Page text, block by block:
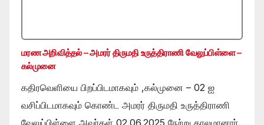
மரண அறிவித்தல் – அமரர் திருமதி உருத்திராணி வேலுப்பிள்ளை –
கல்முனை
கதிரவெளியை பிறப்பிடமாகவும் ,கல்முனை – 02 ஐ
வசிப்பிடமாகவும் கொண்ட அமரர் திருமதி உருத்திராணி
வேலுப்பிள்ளை அவர்கள் 02.06.2025 நேற்று காலமானார்.